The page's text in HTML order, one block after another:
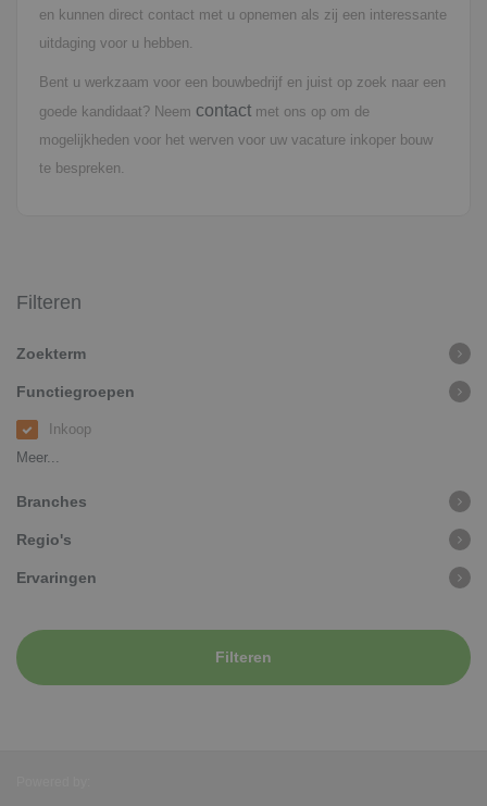
en kunnen direct contact met u opnemen als zij een interessante
uitdaging voor u hebben.
Bent u werkzaam voor een bouwbedrijf en juist op zoek naar een
goede kandidaat? Neem contact met ons op om de
mogelijkheden voor het werven voor uw vacature inkoper bouw
te bespreken.
Filteren
Zoekterm
Functiegroepen
Inkoop
Meer...
Branches
Regio's
Ervaringen
Filteren